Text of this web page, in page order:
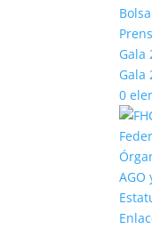
Gala
Gala
0
AGO